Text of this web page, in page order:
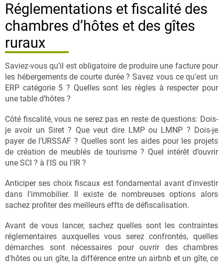
Réglementations et fiscalité des
chambres d’hôtes et des gîtes
ruraux
Saviez-vous qu’il est obligatoire de produire une facture pour
les hébergements de courte durée ? Savez vous ce qu’est un
ERP catégorie 5 ? Quelles sont les règles à respecter pour
une table d’hôtes ?
Côté fiscalité, vous ne serez pas en reste de questions: Dois-
je avoir un Siret ? Que veut dire LMP ou LMNP ? Dois-je
payer de l’URSSAF ? Quelles sont les aides pour les projets
de création de meublés de tourisme ? Quel intérêt d’ouvrir
une SCI ? à l'IS ou l'IR ?
Anticiper ses choix fiscaux est fondamental avant d'investir
dans l'immobilier. Il existe de nombreuses options alors
sachez profiter des meilleurs effts de défiscalisation.
Avant de vous lancer, sachez quelles sont les contraintes
réglementaires auxquelles vous serez confrontés, quelles
démarches sont nécessaires pour ouvrir des chambres
d'hôtes ou un gîte, la différence entre un airbnb et un gîte, ce